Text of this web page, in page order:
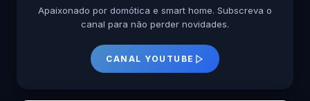
Apaixonado por domótica e smart home. Subscreva o
canal para não perder novidades.
CANAL YOUTUBE